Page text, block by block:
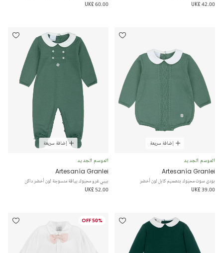
UK£ 42.00
UK£ 60.00
إضافة سريعة
الموسم الجديد
Artesanía Granlei
بودي سوت محبوك بتصميم كابل لون أخضر
UK£ 39.00
إضافة سريعة
الموسم الجديد
Artesanía Granlei
بيبي غرو محبوك بياقة منسوجة لون أخضر داكن
UK£ 52.00
50% OFF